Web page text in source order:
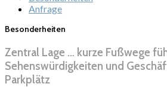
Anfrage
Besonderheiten
Zentral Lage … kurze Fußwege
Sehenswürdigkeiten und
Parkplätz